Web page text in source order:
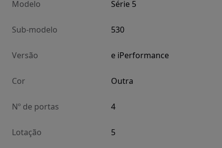
Modelo Série 5
Sub-modelo 530
Versão e iPerformance
Cor Outra
Nº de portas 4
Lotação 5